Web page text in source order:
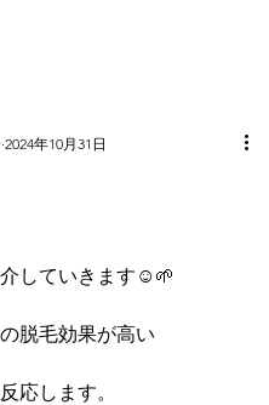
2024年10月31日
していきます☺️🌱
脱毛効果が高い
応します。